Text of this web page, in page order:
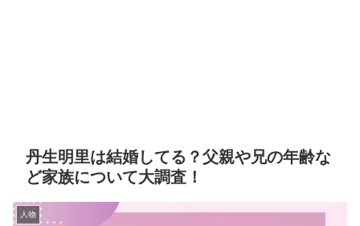
丹生明里は結婚してる？父親や兄の年齢な
ど家族について大調査！
人物